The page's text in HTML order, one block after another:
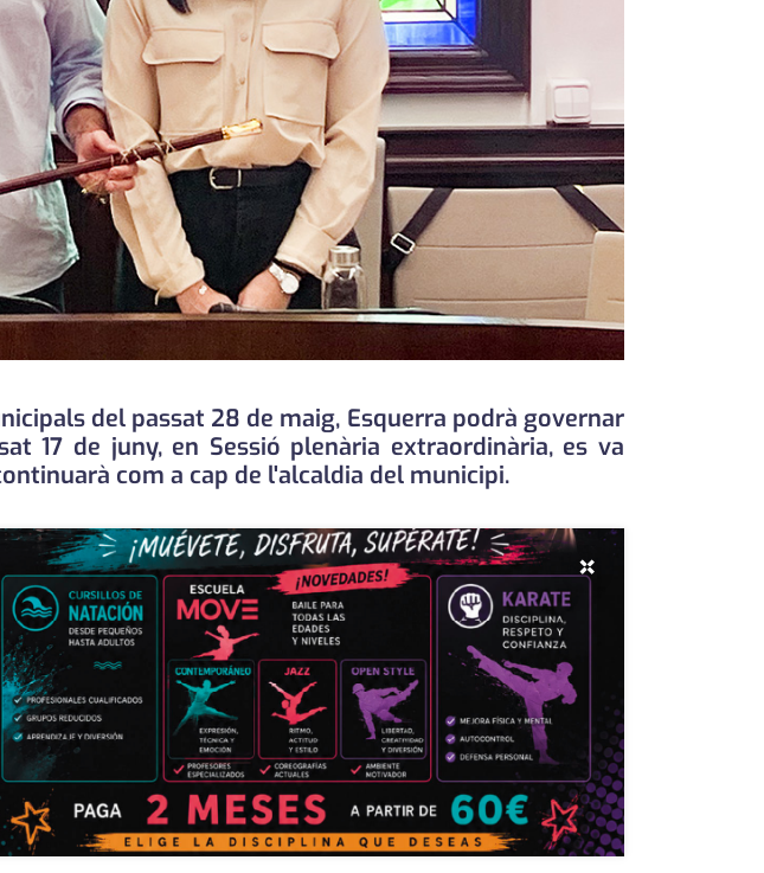
del passat 28 de maig, Esquerra podrà governar
17 de juny, en Sessió plenària extraordinària, es va
com a cap de l'alcaldia del municipi.
×